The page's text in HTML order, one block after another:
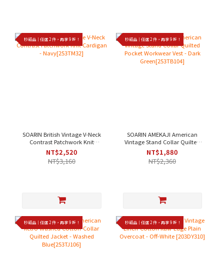
秒殺品｜任選 2 件，再享 9 折！
SOARIN British Vintage V-Neck
Contrast Patchwork Knit
Cardigan - Navy[253TM32]
NT$2,520
NT$3,160
秒殺品｜任選 2 件，再享 9 折！
SOARIN AMEKAJI American
Vintage Stand Collar Quilted
Pocket Workwear Vest - Dark
Green[253TB104]
NT$1,880
NT$2,360
秒殺品｜任選 2 件，再享 9 折！ 秒殺品｜任選 2 件，再享 9 折！